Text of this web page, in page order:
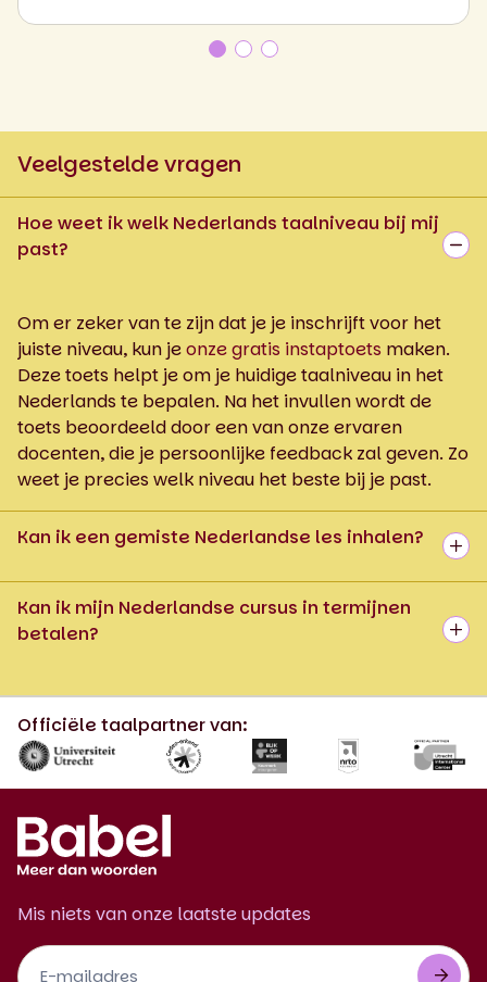
Veelgestelde vragen
Hoe weet ik welk Nederlands taalniveau bij mij
past?
Om er zeker van te zijn dat je je inschrijft voor het
juiste niveau, kun jeonze gratis instaptoets maken.
Deze toets helpt je om je huidige taalniveau in het
Nederlands te bepalen. Na het invullen wordt de
toets beoordeeld door een van onze ervaren
docenten, die je persoonlijke feedback zal geven. Zo
weet je precies welk niveau het beste bij je past.
Kan ik een gemiste Nederlandse les inhalen?
Kan ik mijn Nederlandse cursus in termijnen
betalen?
Officiële taalpartner van:
Mis niets van onze laatste updates
Footer